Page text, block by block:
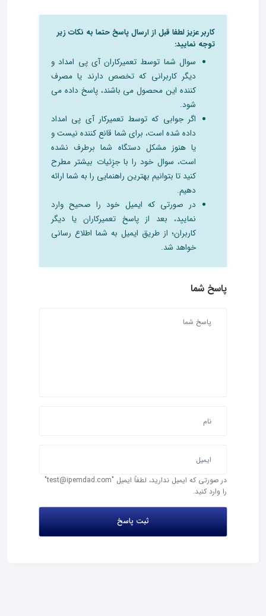
کاربر عزیز لطفا قبل از ارسال پاسخ حتما به نکات زیر
توجه نمایید:
سوال شما توسط تعمیرکاران آی پی امداد و
دیگر کاربرانی که تخصص دارند یا مصرف
کننده این محصول می باشند، پاسخ داده می
شود.
اگر جوابی که توسط تعمیرکار آی پی امداد
داده شده است، برای شما قانع کننده نیست و
یا هنوز مشکل دستگاه شما برطرف نشده
است، سوال خود را با جزِئیات بیشتر مطرح
کنید تا بتوانیم بهترین راهنمایی را به شما ارائه
دهیم.
در صورتی که ایمیل خود را صحیح وارد
نمایید، بعد از پاسخ تعمیرکاران یا دیگر
کاربران؛ از طریق ایمیل به شما اطلاع رسانی
خواهد شد.
پاسخ شما
در صورتی که ایمیل ندارید، لطفاً ایمیل "test@ipemdad.com"
را وارد کنید.